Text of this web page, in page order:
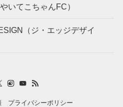
いてこちゃんFC）
（ジ・エッジデザイ
プライバシーポリシー